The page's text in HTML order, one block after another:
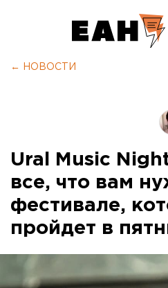
← НОВОСТИ
Ural Music
все, что вам
фестивале,
пройдет в